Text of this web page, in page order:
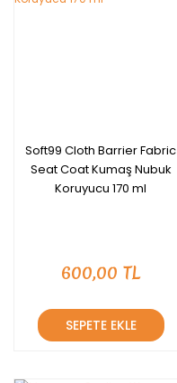
Soft99 Cloth Barrier Fabric
Seat Coat Kumaş Nubuk
Koruyucu 170 ml
600,00 TL
SEPETE EKLE